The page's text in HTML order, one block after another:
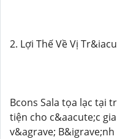
2. Lợi Thế Về Vị
Bcons Sala tọa lạc tại
tiện cho c&aacute;c
v&agrave;